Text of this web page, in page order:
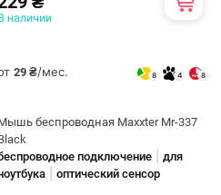
наличии
29 ₴/мес. 8 4 8
беспроводная Maxxter Mr-337
подключение
для
оптический сенсор